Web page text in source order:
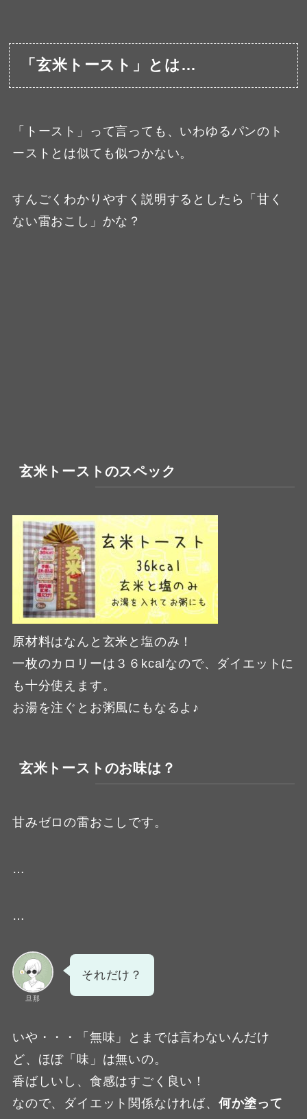
「玄米トースト」とは…
「トースト」って言っても、いわゆるパンのト
ーストとは似ても似つかない。
すんごくわかりやすく説明するとしたら「甘く
ない雷おこし」かな？
玄米トーストのスペック
原材料はなんと玄米と塩のみ！
一枚のカロリーは３６kcalなので、ダイエットに
も十分使えます。
お湯を注ぐとお粥風にもなるよ♪
玄米トーストのお味は？
甘みゼロの雷おこしです。
…
…
旦那
それだけ？
いや・・・「無味」とまでは言わないんだけ
ど、ほぼ「味」は無いの。
香ばしいし、食感はすごく良い！
なので、ダイエット関係なければ、 何か塗って